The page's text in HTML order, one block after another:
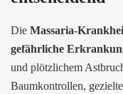
Die Massaria-
gefährliche
und plötzlichem
Baumkontrollen,